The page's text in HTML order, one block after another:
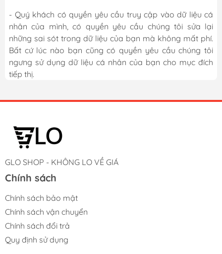
- Quý khách có quyền yêu cầu truy cập vào dữ liệu cá
nhân của mình, có quyền yêu cầu chúng tôi sửa lại
những sai sót trong dữ liệu của bạn mà không mất phí.
Bất cứ lúc nào bạn cũng có quyền yêu cầu chúng tôi
ngưng sử dụng dữ liệu cá nhân của bạn cho mục đích
tiếp thị.
GLO SHOP - KHÔNG LO VỀ GIÁ
Chính sách
Chính sách bảo mật
Chính sách vận chuyển
Chính sách đổi trả
Quy định sử dụng